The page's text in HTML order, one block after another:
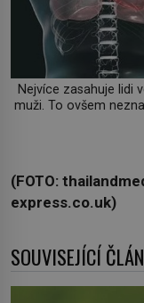
Nejvíce zasahuje lidi
muži. To ovšem
(FOTO:
express.co.uk)
SOUVISEJÍCÍ